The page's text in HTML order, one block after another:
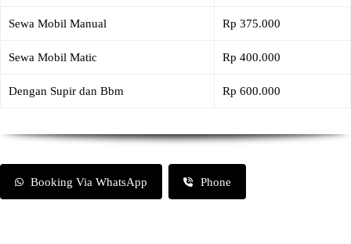
Sewa Mobil Manual Rp 375.000
Sewa Mobil Matic Rp 400.000
Dengan Supir dan Bbm Rp 600.000
Booking Via WhatsApp Phone